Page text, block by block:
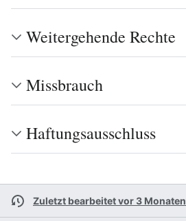
Weitergehende Rechte
Missbrauch
Haftungsausschluss
Zuletzt bearbeitet vor 3 Monaten